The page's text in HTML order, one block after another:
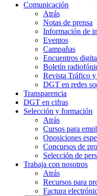
Comunicación
Atrás
Notas de prensa
Información de
Eventos
Campañas
Encuentros
Boletín
Revista Tráfico
DGT en redes
Transparencia
DGT en cifras
Selección y formación
Atrás
Cursos para
Oposiciones
Concursos de
Selección de
Trabaja con nosotros
Atrás
Recursos para
Factura